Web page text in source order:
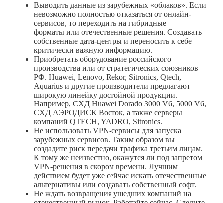
Выводить данные из зарубежных «облаков». Если
невозможно полностью отказаться от онлайн-
сервисов, то переходить на гибридные
форматы или отечественные решения. Создавать
собственные дата-центры и переносить к себе
критически важную информацию.
Приобретать оборудование российского
производства или от стратегических союзников
РФ. Huawei, Lenovo, Rekor, Sitronics, Qtech,
Aquarius и другие производители предлагают
широкую линейку достойной продукции.
Например, СХД Huawei Dorado 3000 V6, 5000 V6,
СХД АЭРОДИСК Восток, а также серверы
компаний QTECH, YADRO, Sitronics.
Не использовать VPN-сервисы для запуска
зарубежных сервисов. Таким образом вы
создадите риск передачи трафика третьим лицам.
К тому же неизвестно, окажутся ли под запретом
VPN-решения в скором времени. Лучшим
действием будет уже сейчас искать отечественные
альтернативы или создавать собственный софт.
Не ждать возвращения ушедших компаний на